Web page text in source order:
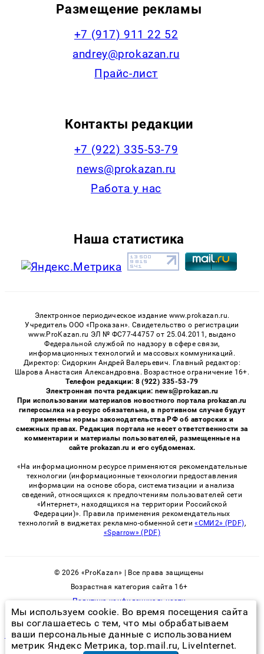
Размещение рекламы
+7 (917) 911 22 52
andrey@prokazan.ru
Прайс-лист
Контакты редакции
+7 (922) 335-53-79
news@prokazan.ru
Работа у нас
Наша статистика
Электронное периодическое издание www.prokazan.ru.
Учредитель ООО «Проказан». Cвидетельство о регистрации
www.ProKazan.ru ЭЛ № ФС77-44757 от 25.04.2011, выдано
Федеральной службой по надзору в сфере связи,
информационных технологий и массовых коммуникаций.
Директор: Сидоркин Андрей Валерьевич. Главный редактор:
Шарова Анастасия Александровна. Возрастное ограничение 16+.
Телефон редакции: 8 (922) 335-53-79
Электронная почта редакции: news@prokazan.ru
При использовании материалов новостного портала prokazan.ru
гиперссылка на ресурс обязательна, в противном случае будут
применены нормы законодательства РФ об авторских и
смежных правах. Редакция портала не несет ответственности за
комментарии и материалы пользователей, размещенные на
сайте prokazan.ru и его субдоменах.
«На информационном ресурсе применяются рекомендательные
технологии (информационные технологии предоставления
информации на основе сбора, систематизации и анализа
сведений, относящихся к предпочтениям пользователей сети
«Интернет», находящихся на территории Российской
Федерации)». Правила применения рекомендательных
технологий в виджетах рекламно-обменной сети«СМИ2» (PDF),
«Sparrow» (PDF)
© 2026 «ProKazan» | Все права защищены
Возрастная категория сайта 16+
Политика конфиденциальности
гербицид как наносить на борщевик
Мы используем cookie. Во время посещения сайта
вы соглашаетесь с тем, что мы обрабатываем
ваши персональные данные с использованием
метрик Яндекс Метрика, top.mail.ru, LiveInternet.